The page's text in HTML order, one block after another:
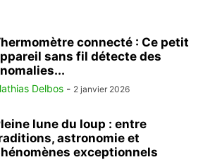
connecté : Ce petit
sans fil détecte des
Delbos - 2 janvier 2026
lune du loup : entre
astronomie et
exceptionnels